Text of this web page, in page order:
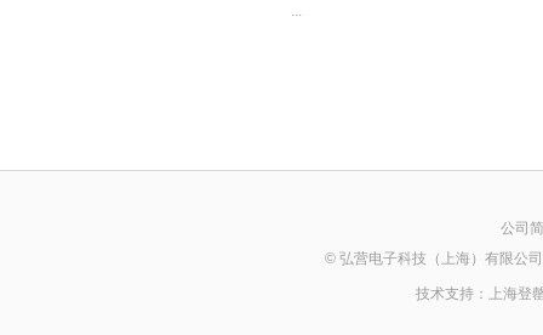
...
公司
© 弘营电子科技（上海）有限公
技术支持： 上海登